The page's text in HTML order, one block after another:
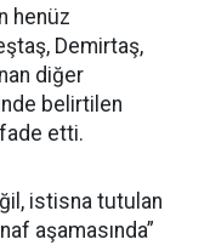
henüz
Demirtaş,
diğer
belirtilen
etti.
istisna tutulan
aşamasında”